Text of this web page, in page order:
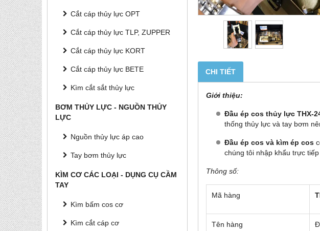
Cắt cáp thủy lực OPT
Cắt cáp thủy lực TLP, ZUPPER
Cắt cáp thủy lực KORT
Cắt cáp thủy lực BETE
Kìm cắt sắt thủy lực
BƠM THỦY LỰC - NGUỒN THỦY
LỰC
Nguồn thủy lực áp cao
Tay bơm thủy lực
KÌM CƠ CÁC LOẠI - DỤNG CỤ CẦM
TAY
Kìm bấm cos cơ
Kìm cắt cáp cơ
CHI TIẾT
Giới thiệu:
Đầu ép cos thủy lực THX-
thống thủy lực và tay bơm
Đầu ép cos và kìm ép cos
chúng tôi nhập khẩu trực
Thông số:
Mã hàng
Tên hàng